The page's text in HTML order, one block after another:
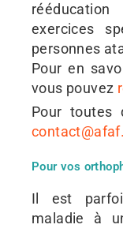
exercices
personnes
Pour en
vous pouvez
Pour toutes
Pour vos
Il est
maladie à